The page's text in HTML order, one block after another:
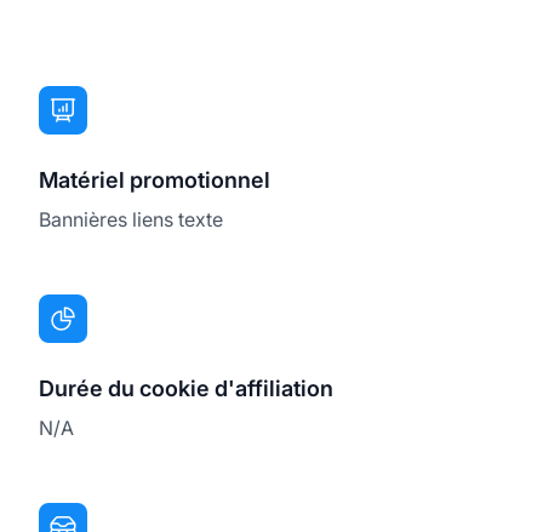
Matériel promotionnel
Bannières liens texte
Durée du cookie d'affiliation
N/A